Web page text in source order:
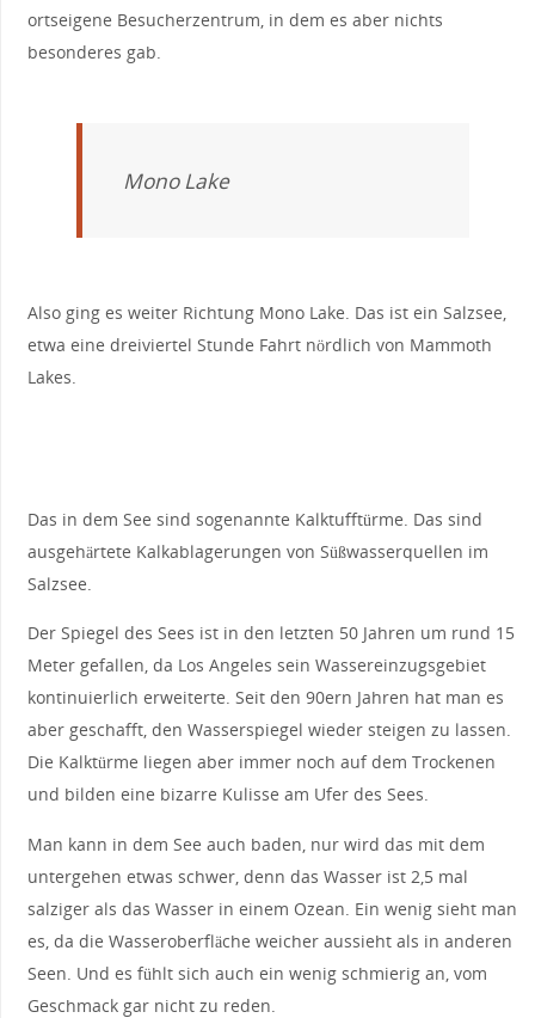
ortseigene Besucherzentrum, in dem es aber nichts
besonderes gab.
Mono Lake
Also ging es weiter Richtung Mono Lake. Das ist ein Salzsee,
etwa eine dreiviertel Stunde Fahrt nördlich von Mammoth
Lakes.
Das in dem See sind sogenannte Kalktufftürme. Das sind
ausgehärtete Kalkablagerungen von Süßwasserquellen im
Salzsee.
Der Spiegel des Sees ist in den letzten 50 Jahren um rund 15
Meter gefallen, da Los Angeles sein Wassereinzugsgebiet
kontinuierlich erweiterte. Seit den 90ern Jahren hat man es
aber geschafft, den Wasserspiegel wieder steigen zu lassen.
Die Kalktürme liegen aber immer noch auf dem Trockenen
und bilden eine bizarre Kulisse am Ufer des Sees.
Man kann in dem See auch baden, nur wird das mit dem
untergehen etwas schwer, denn das Wasser ist 2,5 mal
salziger als das Wasser in einem Ozean. Ein wenig sieht man
es, da die Wasseroberfläche weicher aussieht als in anderen
Seen. Und es fühlt sich auch ein wenig schmierig an, vom
Geschmack gar nicht zu reden.